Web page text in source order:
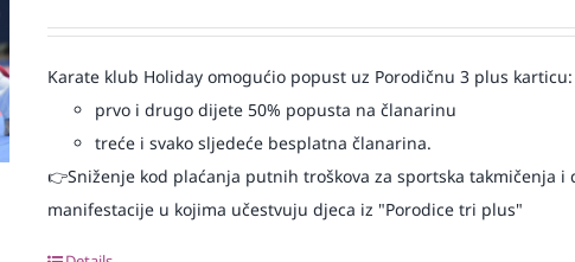
Karate klub Holiday omogućio popust uz Porodičnu 3 plus karticu:
prvo i drugo dijete 50% popusta na članarinu
treće i svako sljedeće besplatna članarina.
👉Sniženje kod plaćanja putnih troškova za sportska takmičenja i
manifestacije u kojima učestvuju djeca iz "Porodice tri plus"